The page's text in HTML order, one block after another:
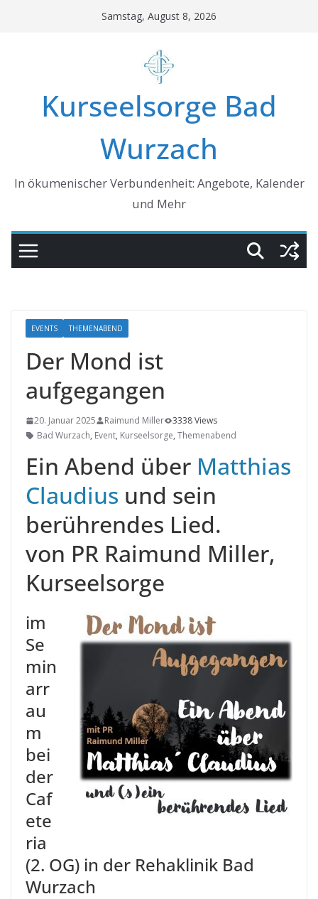
Samstag, August 8, 2026
Kurseelsorge Bad
Wurzach
In ökumenischer Verbundenheit: Angebote, Kalender
und Mehr
EVENTS THEMENABEND
Der Mond ist
aufgegangen
20. Januar 2025 Raimund Miller
3338 Views
Bad Wurzach, Event, Kurseelsorge, Themenabend
Ein Abend über Matthias
Claudius und sein
berührendes Lied.
von PR Raimund Miller,
Kurseelsorge
im
Se
min
arr
au
m
bei
der
Caf
ete
ria
(2. OG) in der Rehaklinik Bad
Wurzach